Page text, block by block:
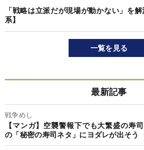
「戦略は立派だが現場が動かない」を
系】
一覧を見る
最新記事
戦争めし
【マンガ】空襲警報下でも大繁盛の寿
の「秘密の寿司ネタ」にヨダレが出そう